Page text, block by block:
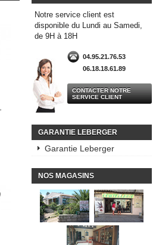
Notre service client est
disponible du Lundi au Samedi,
de 9H à 18H
04.95.21.76.53
06.18.18.61.89
CONTACTER NOTRE
SERVICE CLIENT
GARANTIE LEBERGER
Garantie Leberger
NOS MAGASINS